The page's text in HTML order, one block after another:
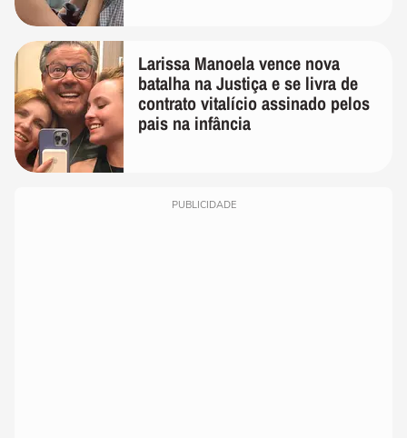
Larissa Manoela vence nova
batalha na Justiça e se livra de
contrato vitalício assinado pelos
pais na infância
PUBLICIDADE